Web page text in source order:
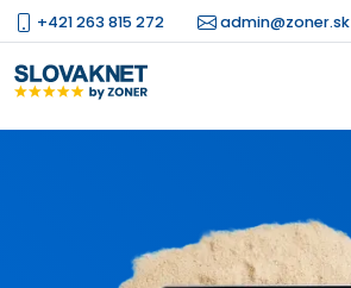
+421 263 815 272 admin@zoner.sk